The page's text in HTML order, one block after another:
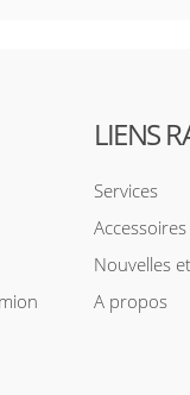
LIENS
Services
Accessoires
Nouvelles
A propos